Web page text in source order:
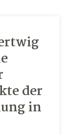
der
in